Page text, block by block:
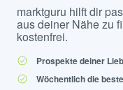
marktguru hilft dir
aus deiner Nähe zu
kostenfrei.
Prospekte deiner
Wöchentlich die